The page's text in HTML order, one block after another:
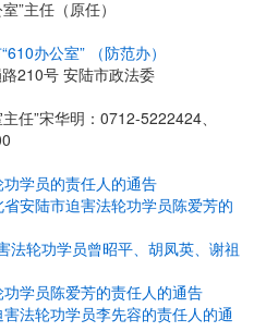
”主任（原任）
办公室” （防范办）
210号 安陆市政法委
任”宋华明：0712-5222424、
学员的责任人的通告
安陆市迫害法轮功学员陈爱芳的
法轮功学员曾昭平、胡凤英、谢祖
学员陈爱芳的责任人的通告
法轮功学员李先容的责任人的通